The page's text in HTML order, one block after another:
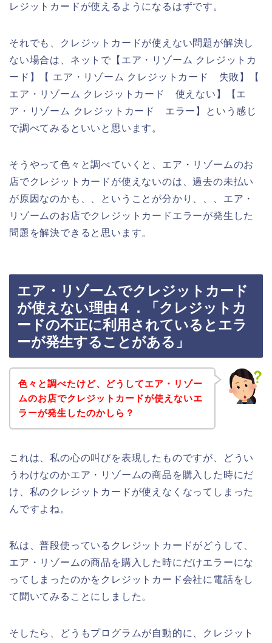
レジットカードが使えるようになるはずです。
それでも、クレジットカードが使えない問題が解決し
ない場合は、ネットで【エア・リゾーム クレジットカ
ード】【 エア・リゾーム クレジットカード 失敗】【
エア・リゾーム クレジットカード 使えない】【エ
ア・リゾーム クレジットカード エラー】という感じ
で調べてみるといいと思います。
そうやって色々と調べていくと、エア・リゾームのお
店でクレジットカードが使えないのは、過去の未払い
が原因なのかも、、ということが分かり、、、エア・
リゾームのお店でクレジットカードエラーが発生した
問題を解決できると思います。
エア・リゾームでクレジットカード
が使えない理由４．「クレジットカ
ードの不正に利用されているとエラ
ーが発生することがある」
色々と調べたけど、どうしてエア・リゾー
ムのお店でクレジットカードが使えないエ
ラーが発生したのかしら？
これは、私の心の叫びを表現したものですが、どうい
うわけなのかエア・リゾームの商品を購入した時にだ
け、私のクレジットカードが使えなくなってしまった
んですよね。
私は、普段使っているクレジットカードがどうして、
エア・リゾームの商品を購入した時にだけエラーにな
ってしまったのかをクレジットカード会社に電話をし
て聞いてみることにしました。
そしたら、どうもプログラムが自動的に、クレジット